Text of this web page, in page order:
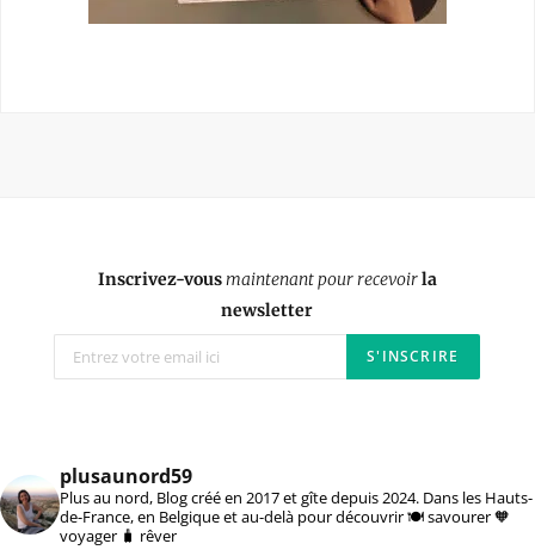
Inscrivez-vousmaintenant pour recevoirla
newsletter
plusaunord59
Plus au nord, Blog créé en 2017 et gîte depuis 2024. Dans les Hauts-
de-France, en Belgique et au-delà pour découvrir 🍽️ savourer 🧡
voyager 🧳 rêver